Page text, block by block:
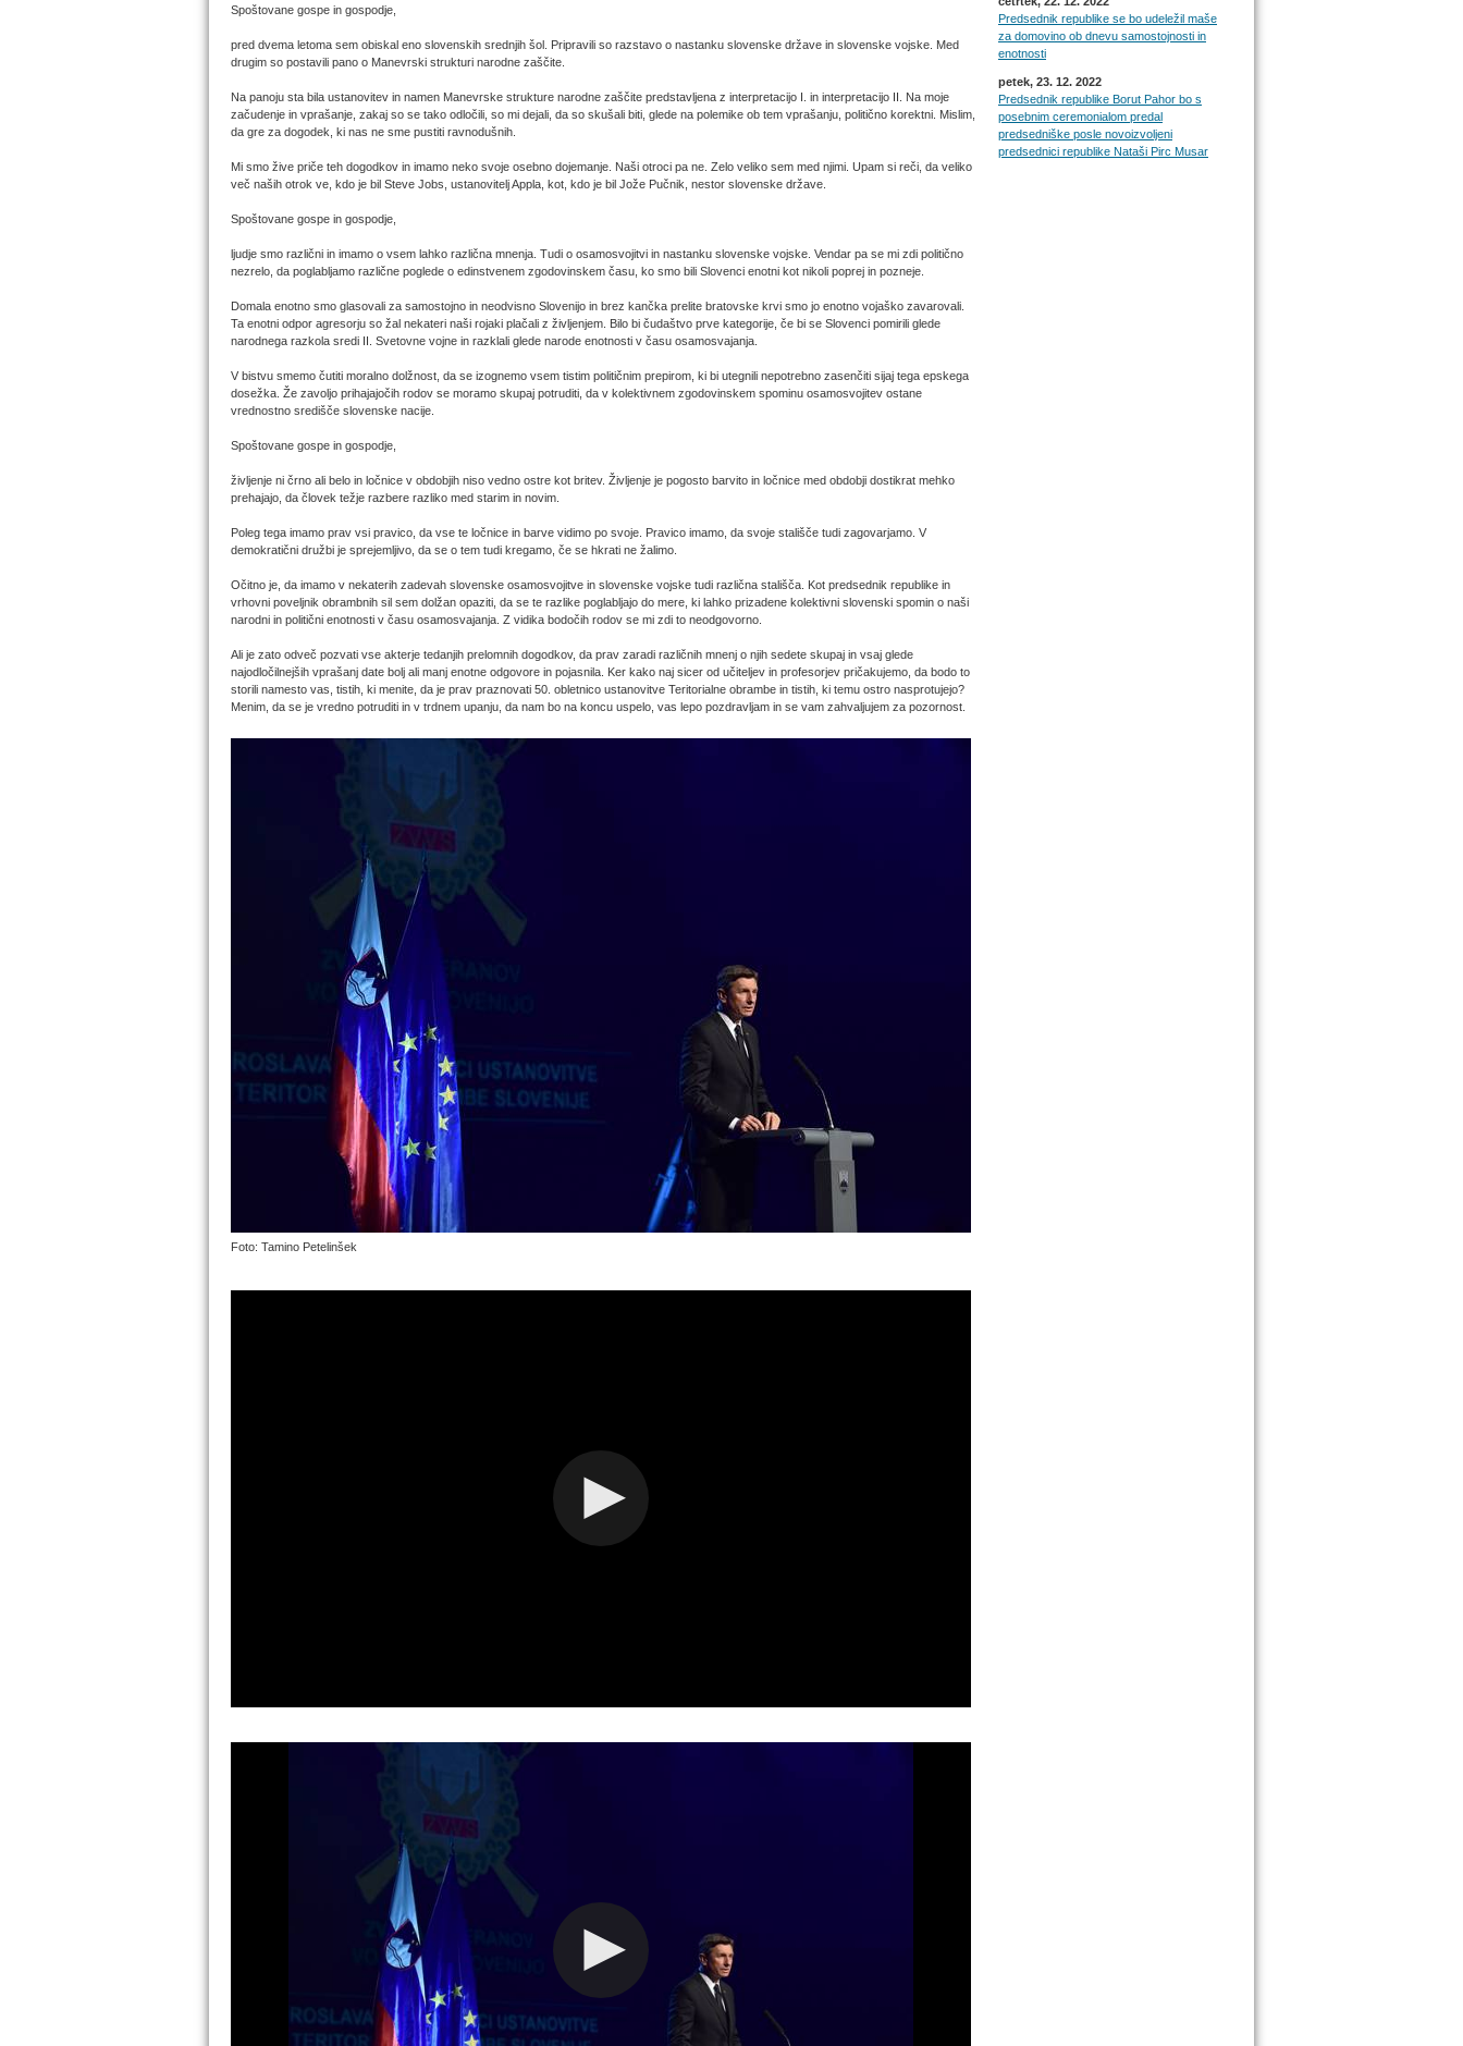
Spoštovane gospe in gospodje,
pred dvema letoma sem obiskal eno slovenskih srednjih šol. Pripravili so razstavo o nastanku slovenske države in slovenske vojske. Med
drugim so postavili pano o Manevrski strukturi narodne zaščite.
Na panoju sta bila ustanovitev in namen Manevrske strukture narodne zaščite predstavljena z interpretacijo I. in interpretacijo II. Na moje
začudenje in vprašanje, zakaj so se tako odločili, so mi dejali, da so skušali biti, glede na polemike ob tem vprašanju, politično korektni. Mislim,
da gre za dogodek, ki nas ne sme pustiti ravnodušnih.
Mi smo žive priče teh dogodkov in imamo neko svoje osebno dojemanje. Naši otroci pa ne. Zelo veliko sem med njimi. Upam si reči, da veliko
več naših otrok ve, kdo je bil Steve Jobs, ustanovitelj Appla, kot, kdo je bil Jože Pučnik, nestor slovenske države.
Spoštovane gospe in gospodje,
ljudje smo različni in imamo o vsem lahko različna mnenja. Tudi o osamosvojitvi in nastanku slovenske vojske. Vendar pa se mi zdi politično
nezrelo, da poglabljamo različne poglede o edinstvenem zgodovinskem času, ko smo bili Slovenci enotni kot nikoli poprej in pozneje.
Domala enotno smo glasovali za samostojno in neodvisno Slovenijo in brez kančka prelite bratovske krvi smo jo enotno vojaško zavarovali.
Ta enotni odpor agresorju so žal nekateri naši rojaki plačali z življenjem. Bilo bi čudaštvo prve kategorije, če bi se Slovenci pomirili glede
narodnega razkola sredi II. Svetovne vojne in razklali glede narode enotnosti v času osamosvajanja.
V bistvu smemo čutiti moralno dolžnost, da se izognemo vsem tistim političnim prepirom, ki bi utegnili nepotrebno zasenčiti sijaj tega epskega
dosežka. Že zavoljo prihajajočih rodov se moramo skupaj potruditi, da v kolektivnem zgodovinskem spominu osamosvojitev ostane
vrednostno središče slovenske nacije.
Spoštovane gospe in gospodje,
življenje ni črno ali belo in ločnice v obdobjih niso vedno ostre kot britev. Življenje je pogosto barvito in ločnice med obdobji dostikrat mehko
prehajajo, da človek težje razbere razliko med starim in novim.
Poleg tega imamo prav vsi pravico, da vse te ločnice in barve vidimo po svoje. Pravico imamo, da svoje stališče tudi zagovarjamo. V
demokratični družbi je sprejemljivo, da se o tem tudi kregamo, če se hkrati ne žalimo.
Očitno je, da imamo v nekaterih zadevah slovenske osamosvojitve in slovenske vojske tudi različna stališča. Kot predsednik republike in
vrhovni poveljnik obrambnih sil sem dolžan opaziti, da se te razlike poglabljajo do mere, ki lahko prizadene kolektivni slovenski spomin o naši
narodni in politični enotnosti v času osamosvajanja. Z vidika bodočih rodov se mi zdi to neodgovorno.
Ali je zato odveč pozvati vse akterje tedanjih prelomnih dogodkov, da prav zaradi različnih mnenj o njih sedete skupaj in vsaj glede
najodločilnejših vprašanj date bolj ali manj enotne odgovore in pojasnila. Ker kako naj sicer od učiteljev in profesorjev pričakujemo, da bodo to
storili namesto vas, tistih, ki menite, da je prav praznovati 50. obletnico ustanovitve Teritorialne obrambe in tistih, ki temu ostro nasprotujejo?
Menim, da se je vredno potruditi in v trdnem upanju, da nam bo na koncu uspelo, vas lepo pozdravljam in se vam zahvaljujem za pozornost.
Foto: Tamino Petelinšek
Predsednik republike se bo udeležil maše
za domovino ob dnevu samostojnosti in
enotnosti
petek, 23. 12. 2022
Predsednik republike Borut Pahor bo s
posebnim ceremonialom predal
predsedniške posle novoizvoljeni
predsednici republike Nataši Pirc Musar